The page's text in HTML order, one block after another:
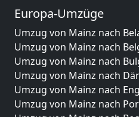
Europa-Umzüge
Umzug von Mainz nach
Umzug von Mainz nach
Umzug von Mainz nach
Umzug von Mainz nach
Umzug von Mainz nach
Umzug von Mainz nach